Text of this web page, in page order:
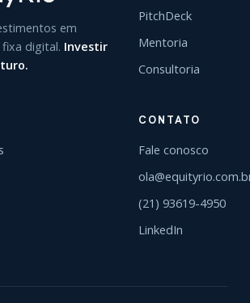
em
digital. Investir
PitchDeck
Mentoria
Consultoria
CONTATO
Fale conosco
(21) 93619-4950
LinkedIn